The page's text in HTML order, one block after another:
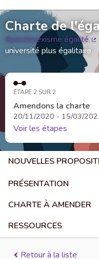
Charte de
#pasdesexisme égalité
université plus égalitaire
ÉTAPE 2 SUR 2
Amendons la charte
20/11/2020 - 15/03/
Voir les étapes
NOUVELLES
PRÉSENTATION
CHARTE À AMENDER
RESSOURCES
Retour à la liste